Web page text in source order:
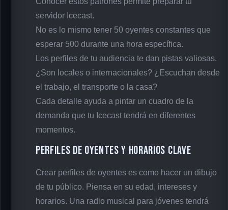
servidor Icecast.
No es lo mismo tener 50 oyentes constantes que
esperar 500 durante una hora específica.
Los perfiles de tu audiencia te dan pistas valiosas.
¿Son locales o internacionales? ¿Escuchan desde
el trabajo, el transporte o la casa?
Cada detalle ayuda a pintar un cuadro de la
demanda que tu Icecast tendrá en diferentes
momentos.
Perfiles de Oyentes y Horarios Clave
Crear perfiles de oyentes es como hacer un dibujo
de tu público. Piensa en su edad, intereses y
horarios. Una radio musical para jóvenes tendrá